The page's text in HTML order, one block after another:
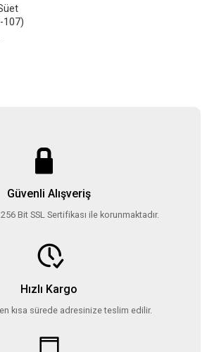
107)
Güvenli Alışveriş
Bit SSL Sertifikası ile korunmaktadır.
Hızlı Kargo
kısa sürede adresinize teslim edilir.